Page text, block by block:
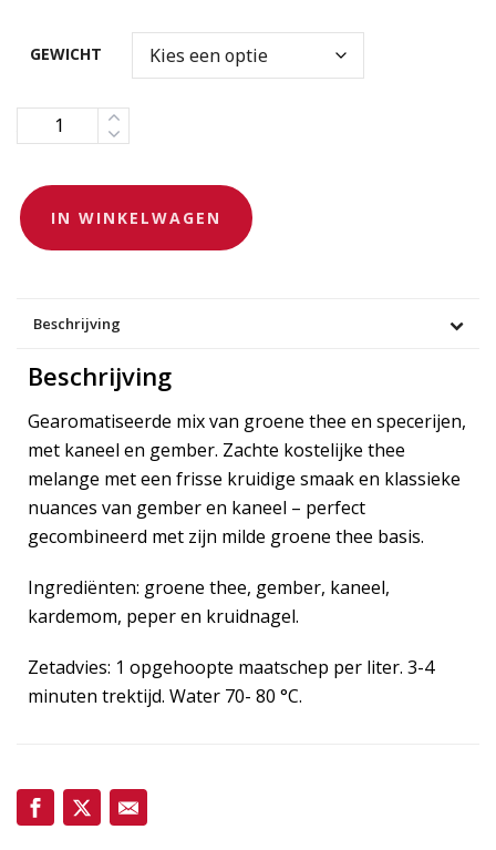
tot
GEWICHT
Aantal
IN WINKELWAGEN
Beschrijving
Beschrijving
Gearomatiseerde mix van groene thee en specerijen,
met kaneel en gember. Zachte kostelijke thee
melange met een frisse kruidige smaak en klassieke
nuances van gember en kaneel – perfect
gecombineerd met zijn milde groene thee basis.
Ingrediënten: groene thee, gember, kaneel,
kardemom, peper en kruidnagel.
Zetadvies: 1 opgehoopte maatschep per liter. 3-4
minuten trektijd. Water 70- 80 °C.